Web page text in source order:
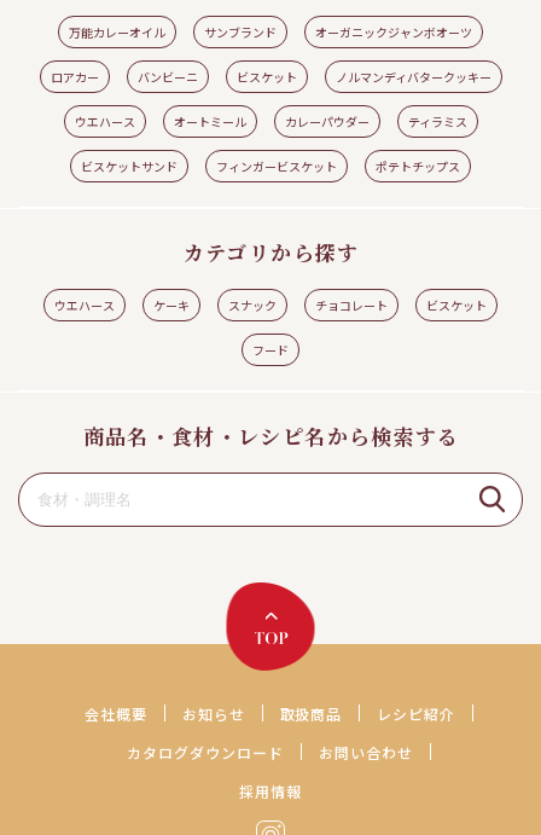
レシピの続きを見る
万能カレーオイル サンブランド オーガニックジャンボオーツ
ロアカー バンビーニ ビスケット ノルマンディバタークッキー
ウエハース オートミール カレーパウダー ティラミス
ビスケットサンド フィンガービスケット ポテトチップス
カテゴリから探す
ウエハース ケーキ スナック チョコレート ビスケット
フード
商品名・食材・レシピ名から検索する
会社概要 お知らせ 取扱商品
レシピ紹介
カタログダウンロード
お問い合わせ
採用情報